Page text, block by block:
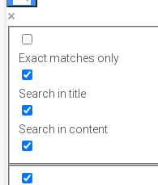
Exact matches only
Search in title
Search in content